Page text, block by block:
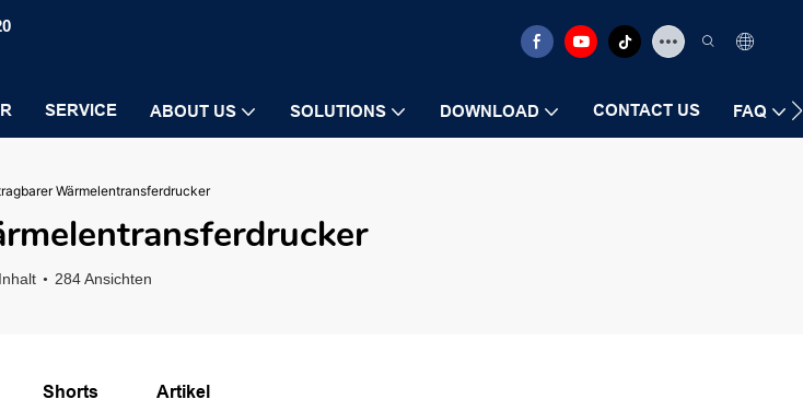
SERVICE ABOUT US SOLUTIONS DOWNLOAD CONTACT US FAQ
Wärmelentransferdrucker
284 Ansichten
Shorts Artikel